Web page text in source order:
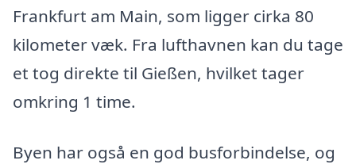
Frankfurt am Main, som ligger cirka 80
kilometer væk. Fra lufthavnen kan du tage
et tog direkte til Gießen, hvilket tager
omkring 1 time.
Byen har også en god busforbindelse, og